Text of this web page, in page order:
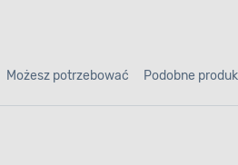
Możesz potrzebować Podobne